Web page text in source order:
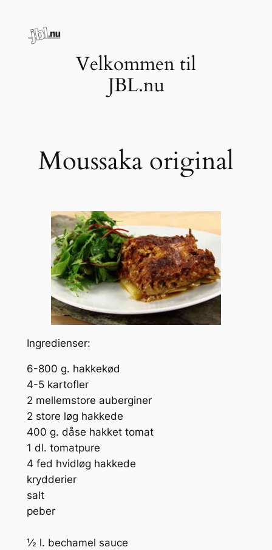
indhold
Velkommen til
JBL.nu
Moussaka original
Ingredienser:
6-800 g. hakkekød
4-5 kartofler
2 mellemstore auberginer
2 store løg hakkede
400 g. dåse hakket tomat
1 dl. tomatpure
4 fed hvidløg hakkede
krydderier
salt
peber
½ l. bechamel sauce